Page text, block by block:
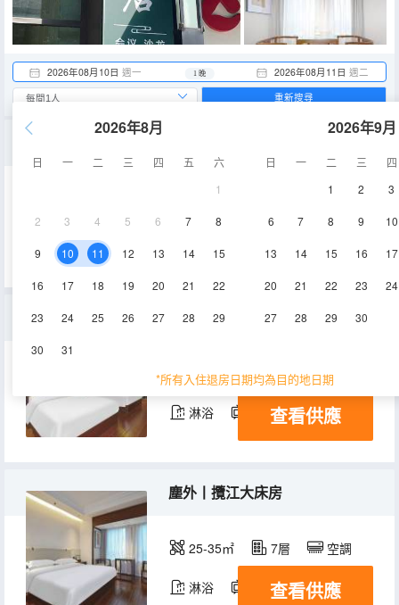
2026年08月10日 週一 2026年08月11日 週二
1 晚
2026年8月
日 一 二 三 四 五
六
1
2 3 4 5 6 7 8
9 10 11 12 13 14 15
16 17 18 19 20 21 22
23 24 25 26 27 28 29
30 31
2026年9月
日 一 二 三
四
1
2 3
6 7 8 9 10
13 14 15 16 17
20 21 22 23 24
27 28 29 30
*所有入住退房日期均為目的地日期
重新搜尋
40-45㎡ 空調
見山丨靜雅雙床房
35-40㎡ 7層 空調
淋浴 電視機
查看供應
塵外丨攬江大床房
25-35㎡ 7層 空調
淋浴 電視機
查看供應